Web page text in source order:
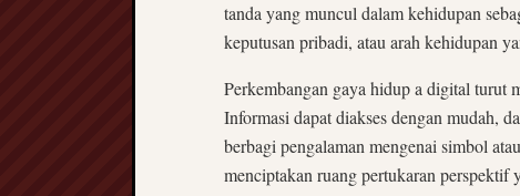
tanda yang muncul dalam kehidupan
keputusan pribadi, atau arah kehidupan
Perkembangan gaya hidup a digital turut
Informasi dapat diakses dengan mudah,
berbagi pengalaman mengenai simbol
menciptakan ruang pertukaran perspektif